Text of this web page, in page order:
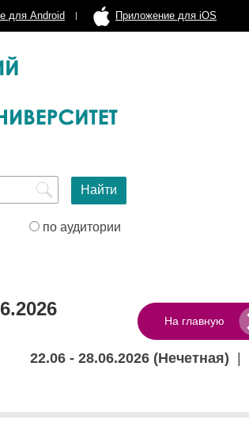
для Android Приложение для iOS
по аудитории
На главную
22.06 - 28.06.2026 (Нечетная)